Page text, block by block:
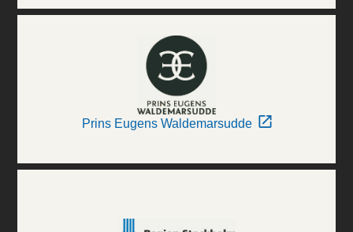
Prins Eugens Waldemarsudde